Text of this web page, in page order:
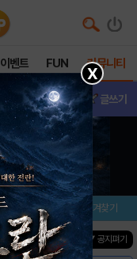
이벤트 FUN 커뮤니티
글쓰기
/평가 즐겨찾기
행중인 이벤트0건 ▼ 공지펴기
X